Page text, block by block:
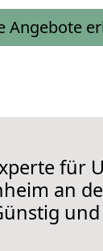
Angebote
für
an
und